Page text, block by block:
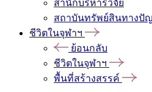
สำนักบริหารวิจัย
สถาบันทรัพย์สินทางปั
ชีวิตในจุฬาฯ
ย้อนกลับ
ชีวิตในจุฬาฯ
พื้นที่สร้างสรรค์